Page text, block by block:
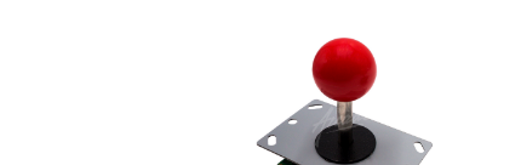
PCB ou Microswitch
Boule ou Poire